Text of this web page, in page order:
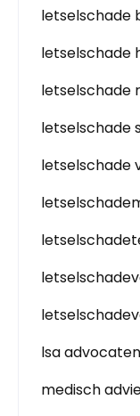
letselschade
letselschade
letselschade
letselschade
letselschade
lsa advocaten
medisch